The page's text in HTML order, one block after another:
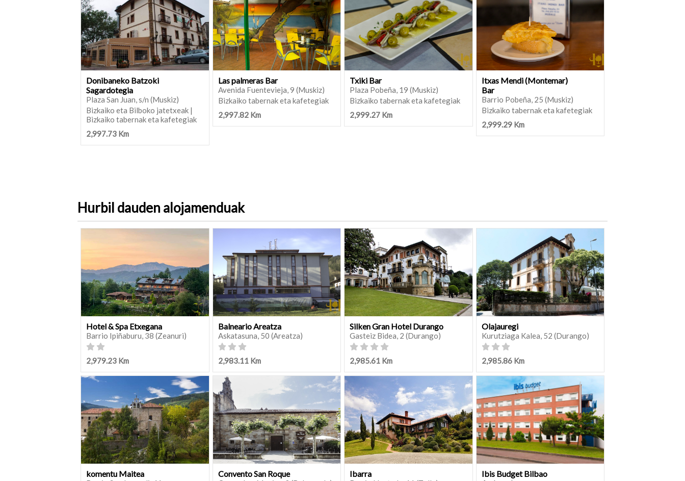
Donibaneko Batzoki
Sagardotegia
Plaza San Juan, s/n (Muskiz)
Bizkaiko eta Bilboko jatetxeak |
Bizkaiko tabernak eta kafetegiak
2,997.73 Km
Las palmeras Bar
Avenida Fuentevieja, 9 (Muskiz)
Bizkaiko tabernak eta kafetegiak
2,997.82 Km
Txiki Bar
Plaza Pobeña, 19 (Muskiz)
Bizkaiko tabernak eta kafetegiak
2,999.27 Km
Itxas Mendi (Montemar)
Bar
Barrio Pobeña, 25 (Muskiz)
Bizkaiko tabernak eta kafetegiak
2,999.29 Km
Hurbil dauden alojamenduak
Hotel & Spa Etxegana
Barrio Ipiñaburu, 38 (Zeanuri)
2,979.23 Km
Balneario Areatza
Askatasuna, 50 (Areatza)
2,983.11 Km
Silken Gran Hotel Durango
Gasteiz Bidea, 2 (Durango)
2,985.61 Km
Olajauregi
Kurutziaga Kalea, 52 (Durango)
2,985.86 Km
komentu Maitea Convento San Roque Ibarra
Ibis Budget Bilbao